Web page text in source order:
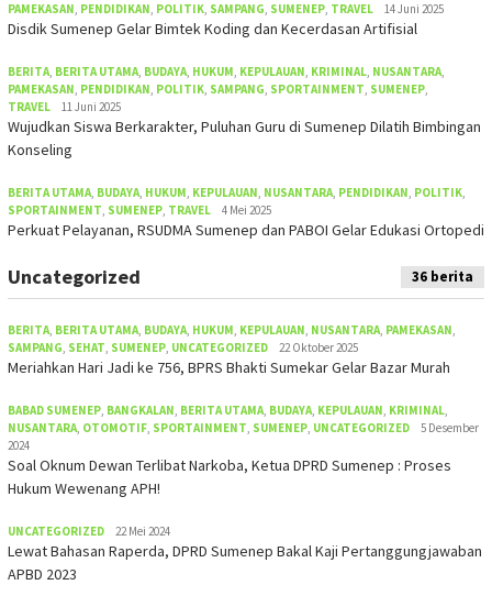
PAMEKASAN, PENDIDIKAN, POLITIK, SAMPANG, SUMENEP, TRAVEL 14 Juni 2025
Disdik Sumenep Gelar Bimtek Koding dan Kecerdasan Artifisial
BERITA, BERITA UTAMA, BUDAYA, HUKUM, KEPULAUAN, KRIMINAL, NUSANTARA,
PAMEKASAN, PENDIDIKAN, POLITIK, SAMPANG, SPORTAINMENT, SUMENEP,
TRAVEL
11 Juni 2025
Wujudkan Siswa Berkarakter, Puluhan Guru di Sumenep Dilatih Bimbingan
Konseling
BERITA UTAMA, BUDAYA, HUKUM, KEPULAUAN, NUSANTARA, PENDIDIKAN, POLITIK,
SPORTAINMENT, SUMENEP, TRAVEL 4 Mei 2025
Perkuat Pelayanan, RSUDMA Sumenep dan PABOI Gelar Edukasi Ortopedi
Uncategorized 36 berita
BERITA BERITA UTAMA BUDAYA HUKUM KEPULAUAN NUSANTARA PAMEKASAN
SAMPANG SEHAT SUMENEP UNCATEGORIZED 22 Oktober 2025
Meriahkan Hari Jadi ke 756, BPRS Bhakti Sumekar Gelar Bazar Murah
BABAD SUMENEP BANGKALAN BERITA UTAMA BUDAYA KEPULAUAN KRIMINAL
NUSANTARA OTOMOTIF SPORTAINMENT SUMENEP UNCATEGORIZED
5 Desember
2024
Soal Oknum Dewan Terlibat Narkoba, Ketua DPRD Sumenep : Proses
Hukum Wewenang APH!
UNCATEGORIZED 22 Mei 2024
Lewat Bahasan Raperda, DPRD Sumenep Bakal Kaji Pertanggungjawaban
APBD 2023